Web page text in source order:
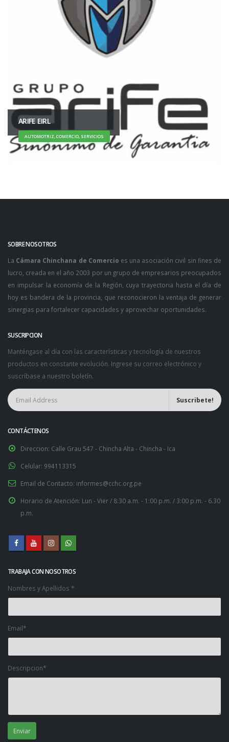
ARIFE EIRL
AUTOMOTRIZ, COMERCIO, SERVICIOS
SOBRE NOSOTROS
La Cámara Chinchana de Comercio es una asociación civil sin fines de
lucro, creada en el año 2003 por un grupo de empresarios preocupados
en impulsar la economía de la Región, cuya trayectoria hasta el día de
hoy es bandera de la provincia, que reconocieron la ventaja de generar
sinergias para fortalecer capacidades y aprovechar oportunidades.
SUSCRIPCION
Manténgase al día con las características y tecnología de nuestros
productos en constante evolución. Ingrese su correo electrónico y
suscríbase a nuestro boletín.
CONTÁCTENOS
Direccion: Calle Grau 547 - Chincha Alta - Chincha - Ica
Celular: 994113315
Email de Contacto: informes@cchc.org.pe
Horario de Atención: Lun - Vier / 8:30 a.m. - 1:00 p.m. / 3:00 p.m. - 6.30
p.m.
TRABAJA CON NOSOTROS
Nombres y Apellidos *
Email*
Descripcion*